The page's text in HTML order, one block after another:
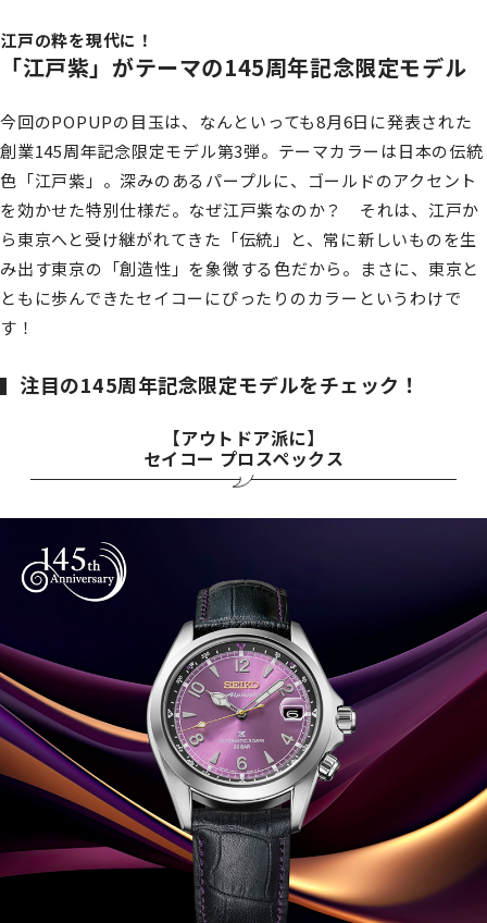
江戸の粋を現代に！
「江戸紫」がテーマの145周年記念限定モデル
今回のPOPUPの目玉は、なんといっても8月6日に発表された
創業145周年記念限定モデル第3弾。テーマカラーは日本の伝統
色「江戸紫」。深みのあるパープルに、ゴールドのアクセント
を効かせた特別仕様だ。なぜ江戸紫なのか？ それは、江戸か
ら東京へと受け継がれてきた「伝統」と、常に新しいものを生
み出す東京の「創造性」を象徴する色だから。まさに、東京と
ともに歩んできたセイコーにぴったりのカラーというわけで
す！
注目の145周年記念限定モデルをチェック！
【アウトドア派に】
セイコー プロスペックス